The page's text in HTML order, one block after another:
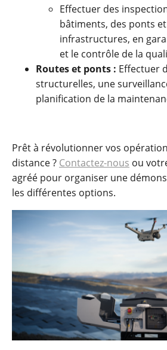
Effectuer des
bâtiments, des ponts
infrastructures, en
et le contrôle de la
Routes et ponts : Effectuer
structurelles, une
planification de la
Prêt à révolutionner vos
distance ? Contactez-nous ou
agréé pour organiser une
les différentes options.